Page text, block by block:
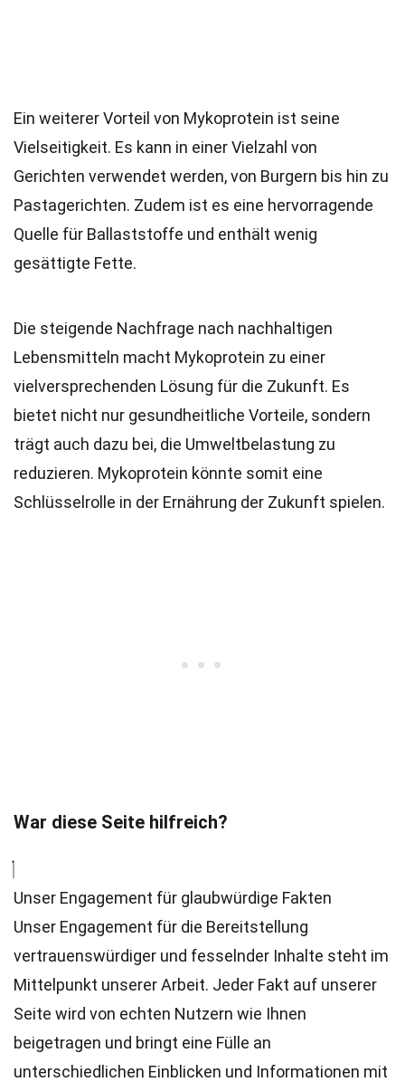
Ein weiterer Vorteil von Mykoprotein ist seine
Vielseitigkeit. Es kann in einer Vielzahl von
Gerichten verwendet werden, von Burgern bis hin zu
Pastagerichten. Zudem ist es eine hervorragende
Quelle für Ballaststoffe und enthält wenig
gesättigte Fette.
Die steigende Nachfrage nach nachhaltigen
Lebensmitteln macht Mykoprotein zu einer
vielversprechenden Lösung für die Zukunft. Es
bietet nicht nur gesundheitliche Vorteile, sondern
trägt auch dazu bei, die Umweltbelastung zu
reduzieren. Mykoprotein könnte somit eine
Schlüsselrolle in der Ernährung der Zukunft spielen.
War diese Seite hilfreich?
Unser Engagement für glaubwürdige Fakten
Unser Engagement für die Bereitstellung
vertrauenswürdiger und fesselnder Inhalte steht im
Mittelpunkt unserer Arbeit. Jeder Fakt auf unserer
Seite wird von echten Nutzern wie Ihnen
beigetragen und bringt eine Fülle an
unterschiedlichen Einblicken und Informationen mit